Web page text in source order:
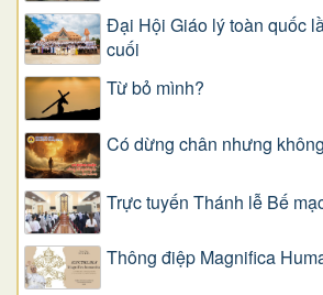
Đại Hội Giáo lý toàn quốc
cuối
Từ bỏ mình?
Có dừng chân nhưng
Trực tuyến Thánh lễ Bế
Thông điệp Magnifica